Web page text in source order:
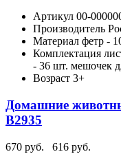
Артикул 00-
Производитель
Материал фетр -
Комплектация
- 36 шт. мешочек
Возраст 3+
Домашние
В2935
670 руб.
616 руб.